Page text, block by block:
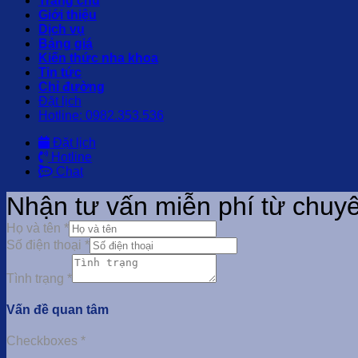
Giới thiệu
Dịch vụ
Bảng giá
Kiến thức nha khoa
Tin tức
Chỉ đường
Đặt lịch
Hotline: 0982.353.536
Đặt lịch
Hotline
Chat
Nhận tư vấn miễn phí từ
Họ và tên *
Số điện thoại *
Tình trạng *
Vấn đề quan tâm
Checkboxes *